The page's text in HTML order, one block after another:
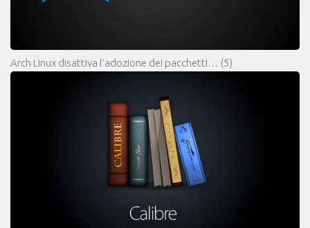
Arch Linux disattiva l’adozione dei pacchetti… (5)